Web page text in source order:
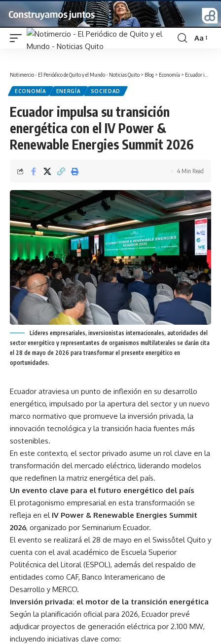
Font
Aa
Notimercio - El Periódico de Quito y el Mundo - Noticias Quito > Blog > Economía > Ecuador impulsa su transición energética con el IV Power & Renewable Energies Summit 2026
ECONOMÍA ENERGÍA SOCIEDAD
Ecuador impulsa su transición
energética con el IV Power &
Renewable Energies Summit 2026
4 Min Read
Líderes empresariales, inversionistas internacionales, autoridades del
sector energético y representantes de organismos multilaterales se darán cita
el 28 de mayo de 2026 para transformar el presente energético en
oportunidades.
Ecuador atraviesa un punto de inflexión en su desarrollo
energético, impulsado por la apertura del sector y un nuevo
marco normativo que promueve la inversión privada, la
innovación tecnológica y la transición hacia fuentes más
sostenibles.
En este contexto, el sector privado asume un rol clave en la
transformación del mercado eléctrico, liderando modelos
que redefinen la matriz energética del país.
Un evento clave para el futuro energético del país
El protagonismo empresarial en esta transformación se
refleja en el IV Power & Renewable Energies Summit
2026, organizado por Seminarium Ecuador.
El evento se realizará el 28 de mayo en el Swissôtel Quito y
cuenta con el aval académico de Escuela Superior
Politécnica del Litoral (ESPOL), además del respaldo de
entidades como CAF, Banco Interamericano de
Desarrollo y MERCO.
Inversión privada: el motor de la transición energética
Según la planificación oficial para 2026, Ecuador prevé
adjudicar proyectos de generación eléctrica por 2.100 MW,
incluyendo iniciativas clave como: